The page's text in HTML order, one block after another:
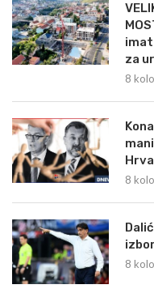
za
8
8
8